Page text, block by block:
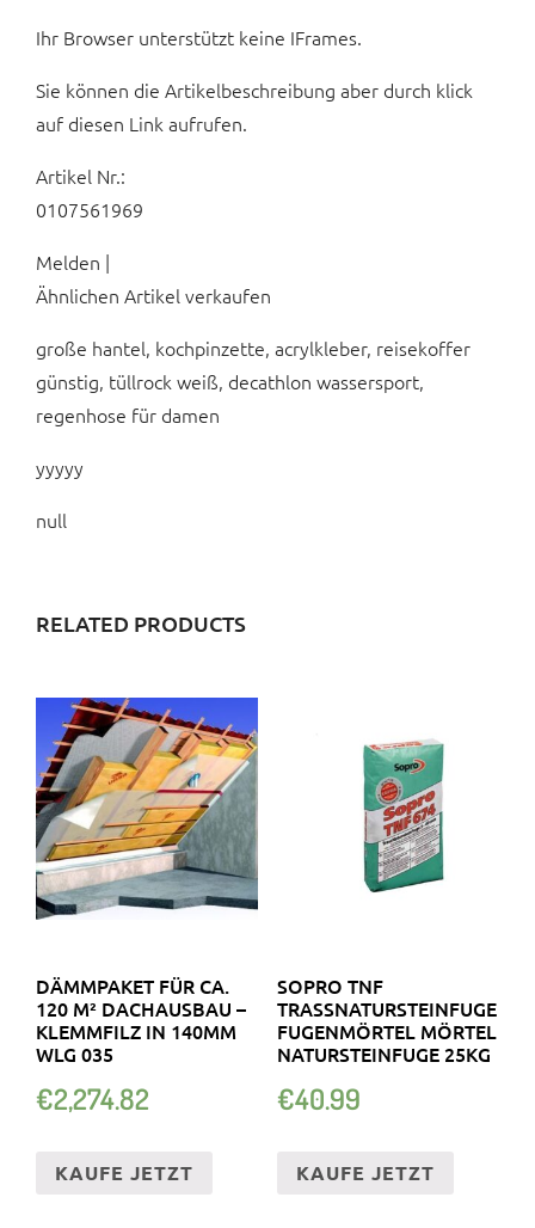
Ihr Browser unterstützt keine IFrames.
Sie können die Artikelbeschreibung aber durch klick
auf diesen Link aufrufen.
Artikel Nr.:
0107561969
Melden |
Ähnlichen Artikel verkaufen
große hantel, kochpinzette, acrylkleber, reisekoffer
günstig, tüllrock weiß, decathlon wassersport,
regenhose für damen
yyyyy
null
RELATED PRODUCTS
DÄMMPAKET FÜR CA.
120 M² DACHAUSBAU –
KLEMMFILZ IN 140MM
WLG 035
€2,274.82
KAUFE JETZT
SOPRO TNF
TRASSNATURSTEINFUGE
FUGENMÖRTEL MÖRTEL
NATURSTEINFUGE 25KG
€40.99
KAUFE JETZT